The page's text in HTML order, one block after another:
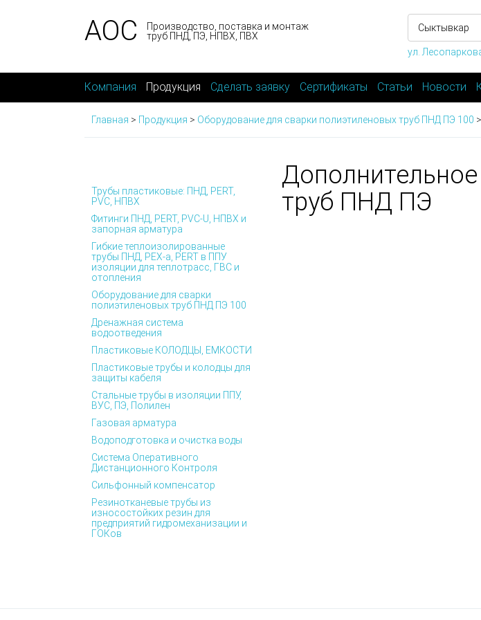
АОС
Производство, поставка и монтаж
труб ПНД, ПЭ, НПВХ, ПВХ
ул.
Компания Продукция Сделать заявку Сертификаты Статьи Новости
Главная > Продукция > Оборудование для сварки полиэтиленовых труб ПНД ПЭ 100 >
труб ПНД ПЭ
Трубы пластиковые: ПНД, PERT,
PVC, НПВХ
Фитинги ПНД, PERT, PVC-U, НПВХ и
запорная арматура
Гибкие теплоизолированные
трубы ПНД, PEX-а, PERT в ППУ
изоляции для теплотрасс, ГВС и
отопления
Оборудование для сварки
полиэтиленовых труб ПНД ПЭ 100
Дренажная система
водоотведения
Пластиковые КОЛОДЦЫ, ЕМКОСТИ
Пластиковые трубы и колодцы для
защиты кабеля
Стальные трубы в изоляции ППУ,
ВУС, ПЭ, Полилен
Газовая арматура
Водоподготовка и очистка воды
Система Оперативного
Дистанционного Контроля
Сильфонный компенсатор
Резинотканевые трубы из
износостойких резин для
предприятий гидромеханизации и
ГОКов